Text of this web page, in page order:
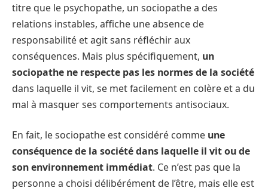
titre que le psychopathe, un sociopathe a des
relations instables, affiche une absence de
responsabilité et agit sans réfléchir aux
conséquences. Mais plus spécifiquement, un
sociopathe ne respecte pas les normes de la société
dans laquelle il vit, se met facilement en colère et a du
mal à masquer ses comportements antisociaux.
En fait, le sociopathe est considéré comme une
conséquence de la société dans laquelle il vit ou de
son environnement immédiat. Ce n’est pas que la
personne a choisi délibérément de l’être, mais elle est